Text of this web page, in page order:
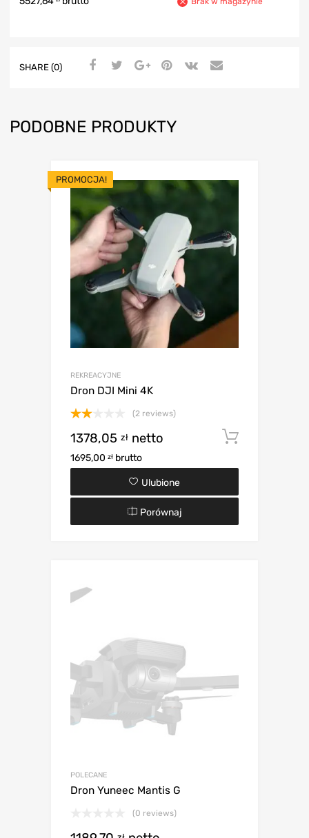
SHARE (0)
PODOBNE PRODUKTY
PROMOCJA!
REKREACYJNE
Dron DJI Mini 4K
2.00
na 5
(2 reviews)
1378,05 zł netto
1695,00 zł brutto
Ulubione
Porównaj
POLECANE
Dron Yuneec Mantis G
(0 reviews)